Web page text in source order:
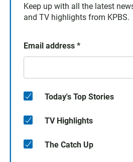
Keep up with all the latest
and TV highlights from KPBS.
Email address *
Today's Top Stories
TV Highlights
The Catch Up